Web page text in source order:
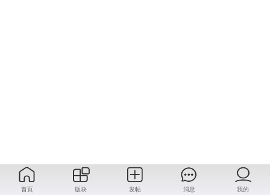
首页 版块 发帖 消息 我的